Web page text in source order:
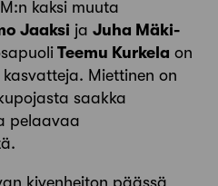
kaksi muuta
Jaaksi ja Juha Mäki-
Teemu Kurkela on
Miettinen on
saakka
pelaavaa